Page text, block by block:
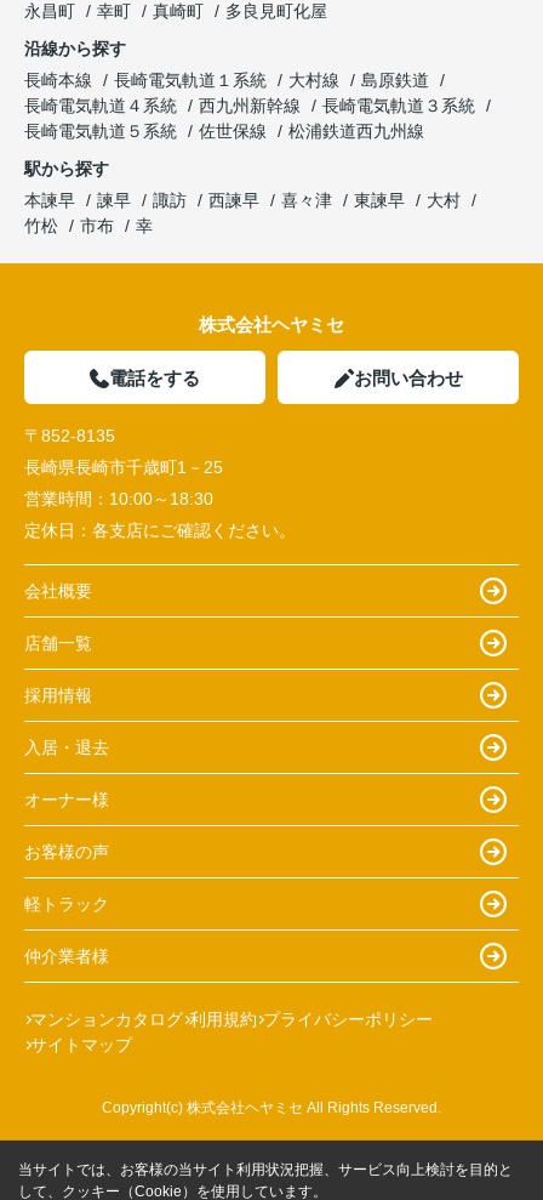
永昌町
幸町 真崎町
多良見町化屋
沿線から探す
長崎本線
長崎電気軌道１系統 大村線
島原鉄道
長崎電気軌道４系統
西九州新幹線
長崎電気軌道３系統
長崎電気軌道５系統
佐世保線
松浦鉄道西九州線
駅から探す
本諫早
諫早 諏訪 西諫早 喜々津 東諫早
大村
竹松
市布 幸
株式会社ヘヤミセ
電話をする お問い合わせ
〒852-8135
長崎県長崎市千歳町1－25
営業時間： 10:00～18:30
定休日： 各支店にご確認ください。
会社概要
店舗一覧
採用情報
入居・退去
オーナー様
お客様の声
軽トラック
仲介業者様
マンションカタログ 利用規約 プライバシーポリシー
サイトマップ
Copyright(c) 株式会社ヘヤミセ All Rights Reserved.
当サイトでは、お客様の当サイト利用状況把握、サービス向上検討を目的と
して、クッキー（Cookie）を使用しています。